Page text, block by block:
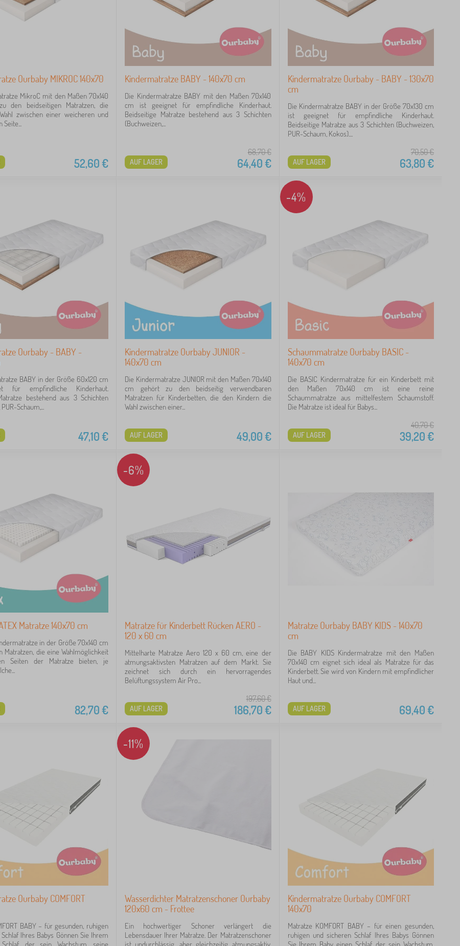
Ourbaby MIKROC 140x70
MikroC mit den Maßen 70x140
den beidseitigen Matratzen, die
zwischen einer weicheren und
52,60€
Kindermatratze BABY - 140x70 cm
Die Kindermatratze BABY mit den Maßen 70x140
cm ist geeignet für empfindliche Kinderhaut.
Beidseitige Matratze bestehend aus 3 Schichten
(Buchweizen,...
68,70€
64,40€
AUF LAGER
Kindermatratze Ourbaby - BABY - 130x70
cm
Die Kindermatratze BABY in der Größe 70x130 cm
ist geeignet für empfindliche Kinderhaut.
Beidseitige Matratze aus 3 Schichten (Buchweizen,
PUR-Schaum, Kokos)....
70,50€
63,80€
AUF LAGER
Ourbaby - BABY -
BABY in der Größe 60x120 cm
für empfindliche Kinderhaut.
bestehend aus 3 Schichten
Schaum,...
47,10€
Kindermatratze Ourbaby JUNIOR -
140x70 cm
Die Kindermatratze JUNIOR mit den Maßen 70x140
cm gehört zu den beidseitig verwendbaren
Matratzen für Kinderbetten, die den Kindern die
Wahl zwischen einer...
49,00€
AUF LAGER
-4%
Schaummatratze Ourbaby BASIC -
140x70 cm
Die BASIC Kindermatratze für ein Kinderbett mit
den Maßen 70x140 cm ist eine reine
Schaummatratze aus mittelfestem Schaumstoff.
Die Matratze ist ideal für Babys...
40,70€
39,20€
AUF LAGER
Matratze 140x70 cm
in der Größe 70x140 cm
Matratzen, die eine Wahlmöglichkeit
Seiten der Matratze bieten, je
82,70€
-6%
Matratze für Kinderbett Rücken AERO -
120 x 60 cm
Mittelharte Matratze Aero 120 x 60 cm, eine der
atmungsaktivsten Matratzen auf dem Markt. Sie
zeichnet sich durch ein hervorragendes
Belüftungssystem Air Pro...
197,60€
186,70€
AUF LAGER
Matratze Ourbaby BABY KIDS - 140x70
cm
Die BABY KIDS Kindermatratze mit den Maßen
70x140 cm eignet sich ideal als Matratze für das
Kinderbett. Sie wird von Kindern mit empfindlicher
Haut und...
69,40€
AUF LAGER
Ourbaby COMFORT
BABY – für gesunden, ruhigen
Ihres Babys Gönnen Sie Ihrem
-11%
Wasserdichter Matratzenschoner Ourbaby
120x60 cm - Frottee
Ein hochwertiger Schoner verlängert die
Lebensdauer Ihrer Matratze. Der Matratzenschoner
Kindermatratze Ourbaby COMFORT
140x70
Matratze KOMFORT BABY – für einen gesunden,
ruhigen und sicheren Schlaf Ihres Babys Gönnen